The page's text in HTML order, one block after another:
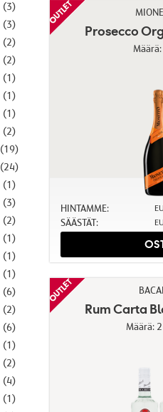
(3)
(3)
(2)
(2)
(1)
(1)
(1)
(2)
(19)
(24)
(1)
(3)
(2)
(1)
(1)
(1)
(6)
(2)
(6)
(1)
(2)
(4)
(1)
Prosecco
HINTAMME:
SÄÄSTÄT:
Rum Carta
Määrä: